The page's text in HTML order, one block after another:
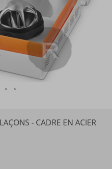
- CADRE EN ACIER